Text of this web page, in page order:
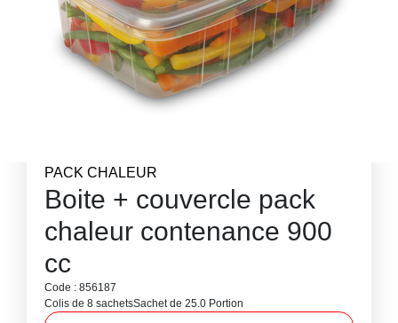
PACK CHALEUR
Boite + couvercle pack
chaleur contenance 900
cc
Code : 856187
Colis de 8 sachetsSachet de 25.0 Portion